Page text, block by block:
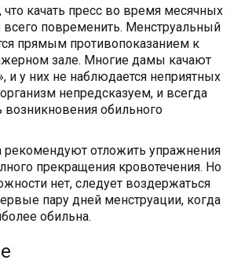
что качать пресс во время месячных
повременить. Менструальный
прямым противопоказанием к
зале. Многие дамы качают
и у них не наблюдается неприятных
непредсказуем, и всегда
возникновения обильного
рекомендуют отложить упражнения
прекращения кровотечения. Но
нет, следует воздержаться
пару дней менструации, когда
обильна.